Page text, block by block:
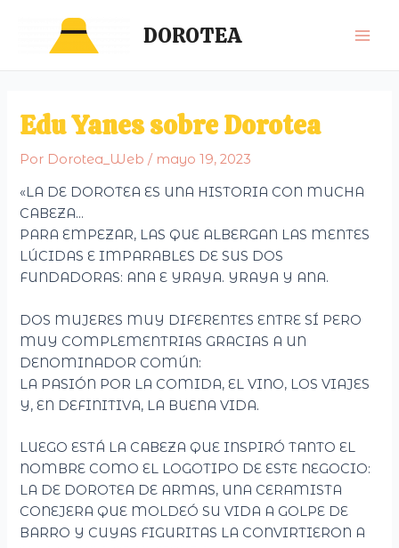
contenido
DOROTEA
Edu Yanes sobre Dorotea
Por Dorotea_Web/ mayo 19, 2023
«LA DE DOROTEA ES UNA HISTORIA CON MUCHA
CABEZA…
PARA EMPEZAR, LAS QUE ALBERGAN LAS MENTES
LÚCIDAS E IMPARABLES DE SUS DOS
FUNDADORAS: ANA E YRAYA. YRAYA Y ANA.
DOS MUJERES MUY DIFERENTES ENTRE SÍ PERO
MUY COMPLEMENTRIAS GRACIAS A UN
DENOMINADOR COMÚN:
LA PASIÓN POR LA COMIDA, EL VINO, LOS VIAJES
Y, EN DEFINITIVA, LA BUENA VIDA.
LUEGO ESTÁ LA CABEZA QUE INSPIRÓ TANTO EL
NOMBRE COMO EL LOGOTIPO DE ESTE NEGOCIO:
LA DE DOROTEA DE ARMAS, UNA CERAMISTA
CONEJERA QUE MOLDEÓ SU VIDA A GOLPE DE
BARRO Y CUYAS FIGURITAS LA CONVIRTIERON A